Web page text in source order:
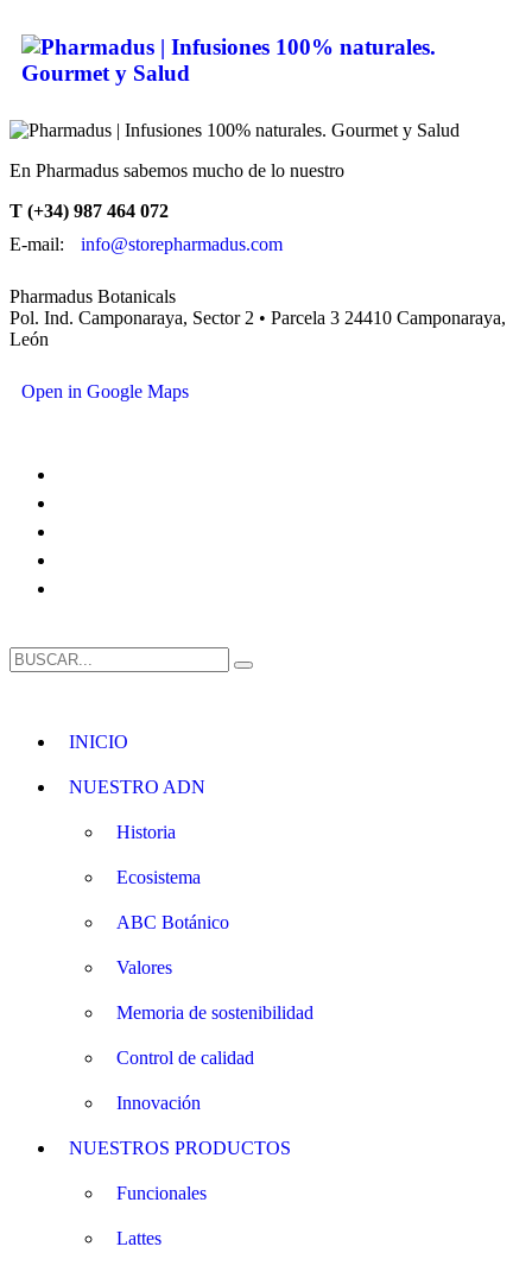
En Pharmadus sabemos mucho de lo nuestro
T (+34) 987 464 072
E-mail:
info@storepharmadus.com
Pharmadus Botanicals
Pol. Ind. Camponaraya, Sector 2 • Parcela 3 24410 Camponaraya,
León
Open in Google Maps
INICIO
NUESTRO ADN
Historia
Ecosistema
ABC Botánico
Valores
Memoria de sostenibilidad
Control de calidad
Innovación
NUESTROS PRODUCTOS
Funcionales
Lattes